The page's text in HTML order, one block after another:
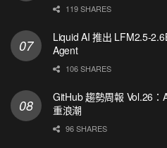
119 SHARES
Liquid AI 推出 LFM2.5-
Agent
106 SHARES
GitHub 趨勢周報 Vol.26
重浪潮
96 SHARES